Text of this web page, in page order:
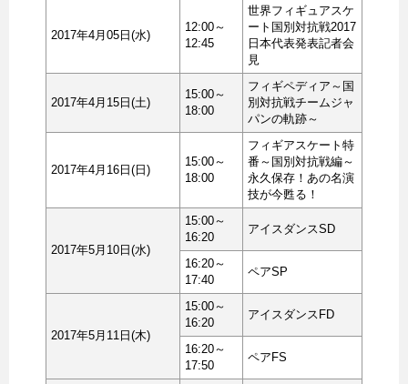
2017年4月05日(水)
12:00～
12:45
世界フィギュアスケ
ート国別対抗戦2017
日本代表発表記者会
見
2017年4月15日(土)
15:00～
18:00
フィギペディア～国
別対抗戦チームジャ
パンの軌跡～
2017年4月16日(日)
15:00～
18:00
フィギアスケート特
番～国別対抗戦編～
永久保存！あの名演
技が今甦る！
2017年5月10日(水)
15:00～
16:20
アイスダンスSD
16:20～
17:40
ペアSP
2017年5月11日(木)
15:00～
16:20
アイスダンスFD
16:20～
17:50
ペアFS